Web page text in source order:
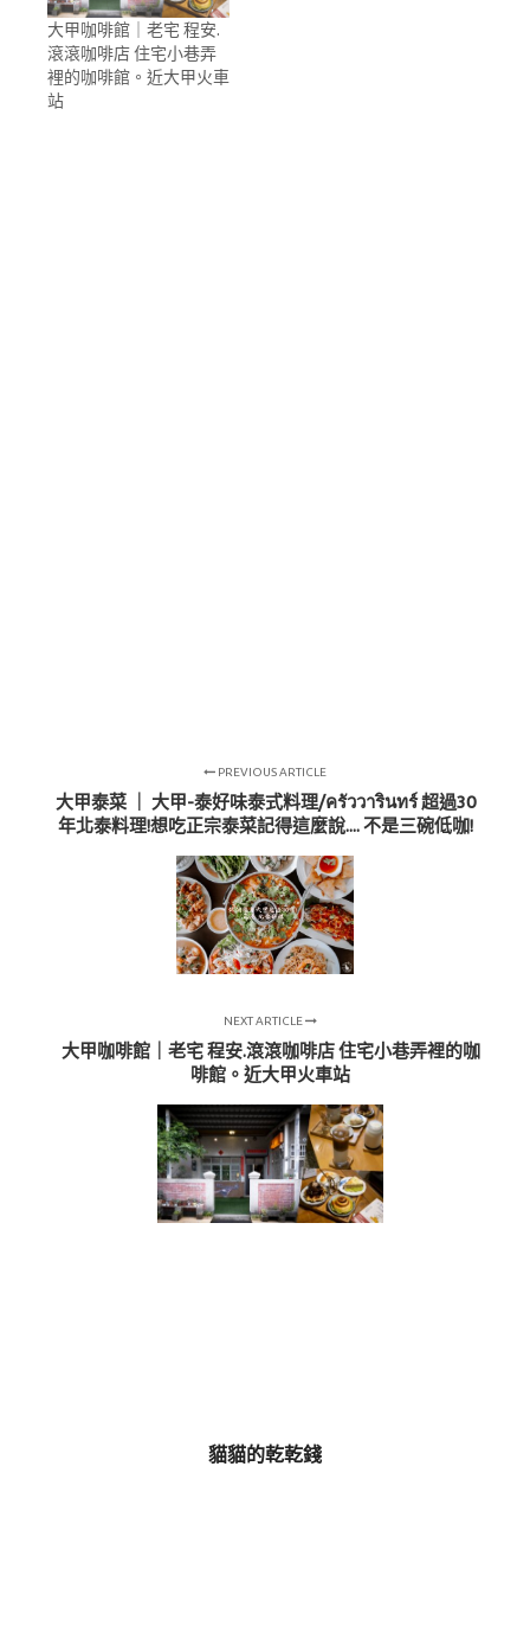
大甲咖啡館｜老宅 程安.
滾滾咖啡店 住宅小巷弄
裡的咖啡館。近大甲火車
站
PREVIOUS ARTICLE
大甲泰菜 ｜ 大甲-泰好味泰式料理/ครัววารินทร์ 超過30
年北泰料理!想吃正宗泰菜記得這麼說.... 不是三碗低咖!
NEXT ARTICLE
大甲咖啡館｜老宅 程安.滾滾咖啡店 住宅小巷弄裡的咖
啡館。近大甲火車站
貓貓的乾乾錢